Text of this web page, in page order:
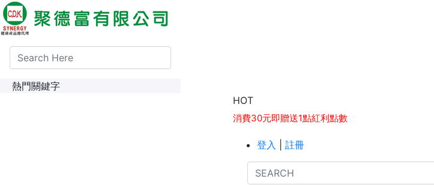
熱門關鍵字
HOT
1點紅利點數 等同 1元現金，可於下次消費時折抵。
消費30元即贈送1點紅利點數
登入 註冊